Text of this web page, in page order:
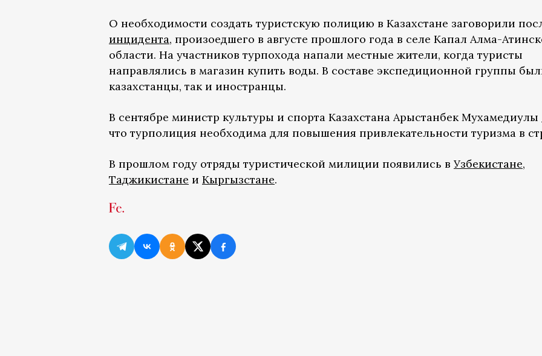
О необходимости создать туристскую полицию в Казахстане заговорили
инцидента, произоедшего в августе прошлого года в селе Капал Алма-
области. На участников турпохода напали местные жители, когда туристы
направлялись в магазин купить воды. В составе экспедиционной группы
казахстанцы, так и иностранцы.
В сентябре министр культуры и спорта Казахстана Арыстанбек Мухамедиулы
что турполиция необходима для повышения привлекательности туризма в
В прошлом году отряды туристической милиции появились в Узбекистане,
Таджикистане и Кыргызстане.